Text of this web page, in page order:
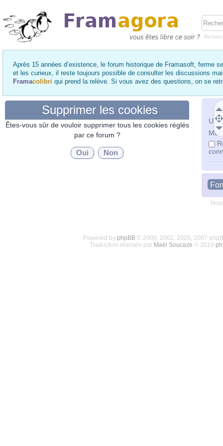
Après 15 années d’existence, le forum historique de Framasoft, ferme
et les curieux, il reste toujours possible de consulter les discussions
Framacolibri qui prend la relève. Si vous avez des questions, on se
Mot
Supprimer les cookies
Êtes-vous sûr de vouloir supprimer tous les cookies réglés
par ce forum ?
Powered by phpBB© 2000, 2002, 2005, 2007
Traduction réalisée par Maël Soucaze © 2010